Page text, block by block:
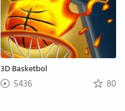
3D Basketbol
5436 80